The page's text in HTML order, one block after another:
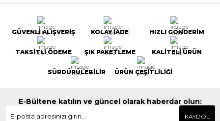
GÜVENLİ ALIŞVERİŞ KOLAY İADE HIZLI GÖNDERİM
TAKSİTLİ ÖDEME ŞIK PAKETLEME KALİTELİ ÜRÜN
SÜRDÜRÜLEBİLİR ÜRÜN ÇEŞİTLİLİĞİ
E-Bültene katılın ve güncel olarak haberdar olun:
KAYDOL